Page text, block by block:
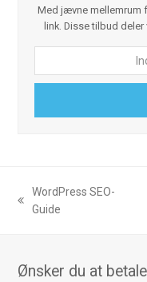
k
Med jævne mellemrum
link. Disse tilbud
din
previous
WordPress SEO-
Guide
Ønsker du at